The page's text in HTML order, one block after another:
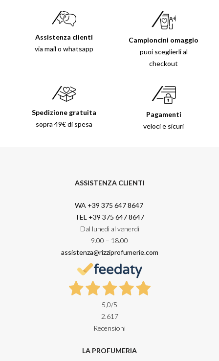
Assistenza clienti
via mail o whatsapp
Campioncini omaggio
puoi sceglierli al
checkout
Spedizione gratuita
sopra 49€ di spesa
Pagamenti
veloci e sicuri
ASSISTENZA CLIENTI
WA +39 375 647 8647
TEL +39 375 647 8647
Dal lunedì al venerdì
9.00 – 18.00
assistenza@rizziprofumerie.com
5,0/5
2.617
Recensioni
LA PROFUMERIA